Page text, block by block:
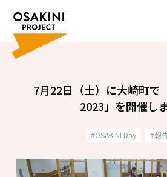
7月22日（土）に大崎町で
2023」を開催し
OSAKINI Day 報